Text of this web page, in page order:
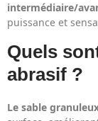
intermédiaire/
puissance et
Quels
abrasif ?
Le sable